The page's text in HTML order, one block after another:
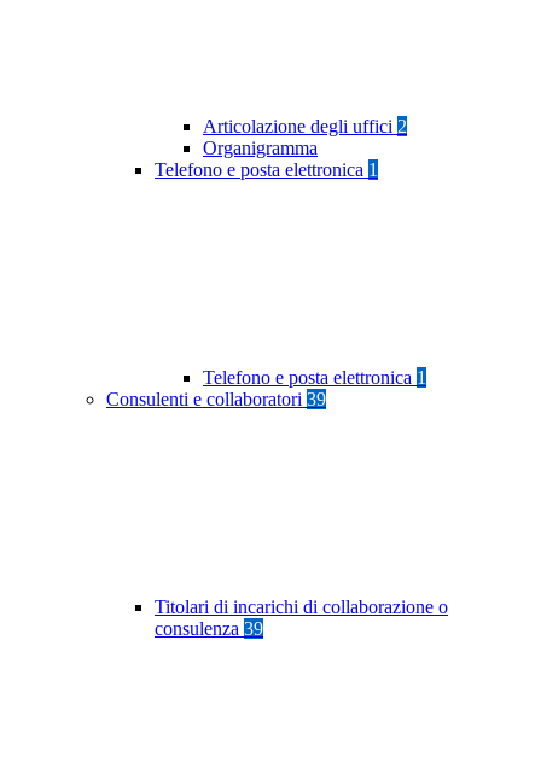
Articolazione degli uffici 2
Organigramma
Telefono e posta elettronica 1
Telefono e posta elettronica 1
Consulenti e collaboratori 39
Titolari di incarichi di collaborazione o
consulenza 39